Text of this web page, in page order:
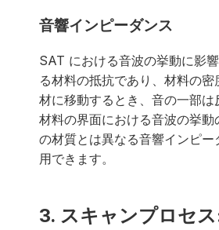
音響インピーダンス
SAT における音波の挙動に影
る材料の抵抗であり、材料の
材に移動するとき、音の一部は
材料の界面における音波の挙
の材質とは異なる音響インピ
用できます。
3. スキャンプロセ